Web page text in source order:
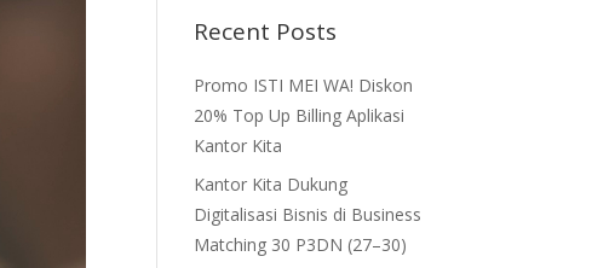
Recent Posts
Promo ISTI MEI WA! Diskon
20% Top Up Billing Aplikasi
Kantor Kita
Kantor Kita Dukung
Digitalisasi Bisnis di Business
Matching 30 P3DN (27–30)